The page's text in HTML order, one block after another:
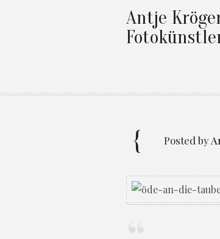
Antje
Posted by